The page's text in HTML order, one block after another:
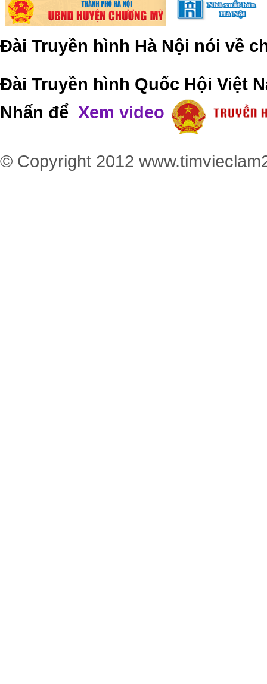
Đài Truyền hình Hà Nội nói về
Đài Truyền hình Quốc Hội Việt
Nhấn để Xem video
© Copyright 2012